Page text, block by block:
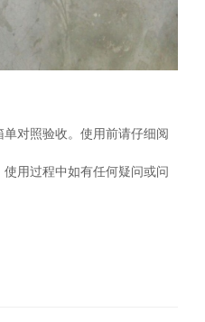
对照验收。使用前请仔细阅
用过程中如有任何疑问或问